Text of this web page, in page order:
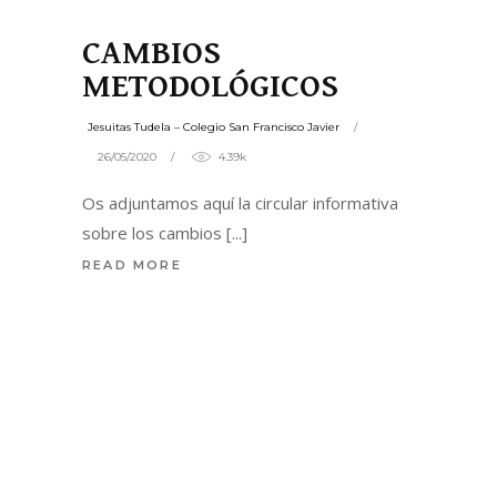
CAMBIOS
METODOLÓGICOS
Jesuitas Tudela – Colegio San Francisco Javier
26/05/2020 4.39k
Os adjuntamos aquí la circular informativa
sobre los cambios
READ MORE